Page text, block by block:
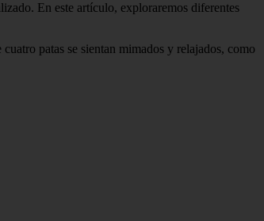
En este artículo, exploraremos diferentes
patas se sientan mimados y relajados, como